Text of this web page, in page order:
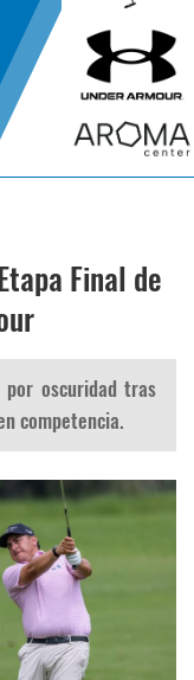
Final de
por oscuridad tras
competencia.